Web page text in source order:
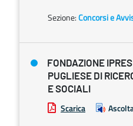
Sezione:Concorsi e
FONDAZIONE
PUGLIESE DI
E SOCIALI
Scarica